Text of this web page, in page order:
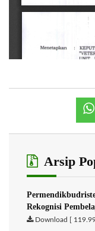
Arsip
Rekognisi
Download [